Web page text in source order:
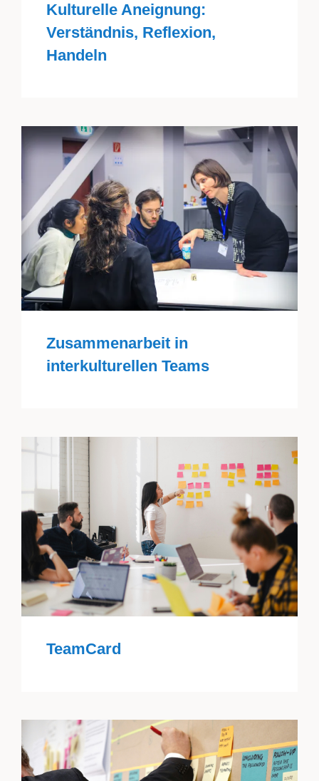
Kulturelle Aneignung:
Verständnis, Reflexion,
Handeln
Zusammenarbeit in
interkulturellen Teams
TeamCard